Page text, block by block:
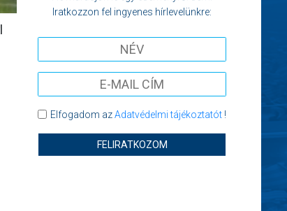
Iratkozzon fel ingyenes hírlevelünkre:
Elfogadom azAdatvédelmi tájékoztatót!
FELIRATKOZOM